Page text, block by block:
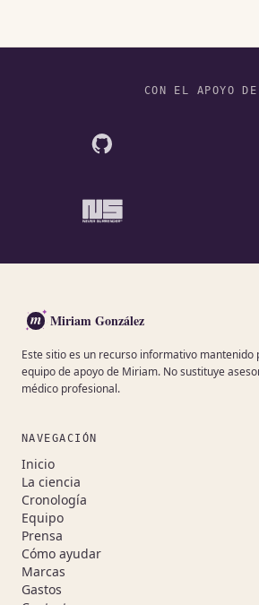
CON EL APOYO DE
m Miriam González
Este sitio es un recurso informativo mantenido
equipo de apoyo de Miriam. No sustituye
médico profesional.
NAVEGACIÓN
Inicio
La ciencia
Cronología
Equipo
Prensa
Cómo ayudar
Marcas
Gastos